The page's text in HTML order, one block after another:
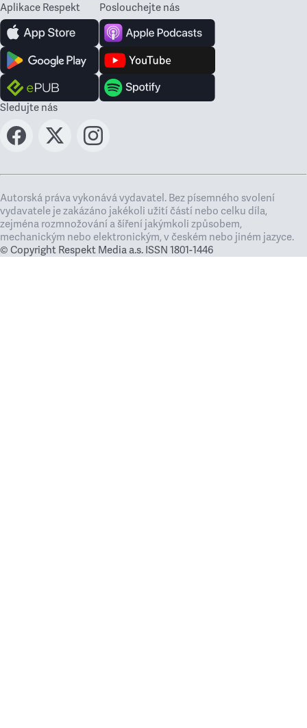
Aplikace Respekt Poslouchejte nás
Sledujte nás
Autorská práva vykonává vydavatel. Bez písemného svolení
vydavatele je zakázáno jakékoli užití částí nebo celku díla,
zejména rozmnožování a šíření jakýmkoli způsobem,
mechanickým nebo elektronickým, v českém nebo jiném jazyce.
© Copyright Respekt Media a.s. ISSN 1801-1446